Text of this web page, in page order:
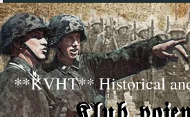
**KVHT** Historical